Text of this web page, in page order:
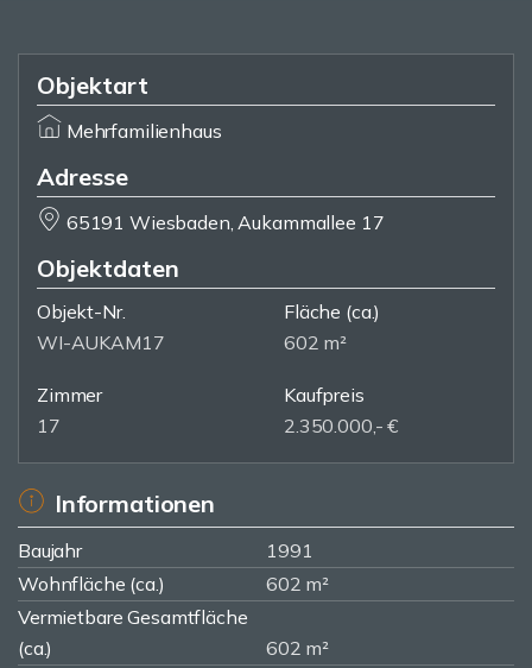
Objektart
Mehrfamilienhaus
Adresse
65191 Wiesbaden, Aukammallee 17
Objektdaten
Objekt-Nr.
WI-AUKAM17
Fläche (ca.)
602 m²
Zimmer
17
Kaufpreis
2.350.000,- €
Informationen
Baujahr
1991
Wohnfläche (ca.)
602 m²
Vermietbare Gesamtfläche
(ca.)
602 m²